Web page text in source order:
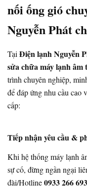
nối ống gió
Nguyễn Phát
Tại Điện lạnh Nguyễn
sửa chữa máy lạnh
trình chuyên nghiệp,
để đáp ứng nhu cầu cao
cấp:
Tiếp nhận yêu cầu &
Khi hệ thống máy lạnh
sự cố, đừng ngần ngại
đài/Hotline0933 266 693